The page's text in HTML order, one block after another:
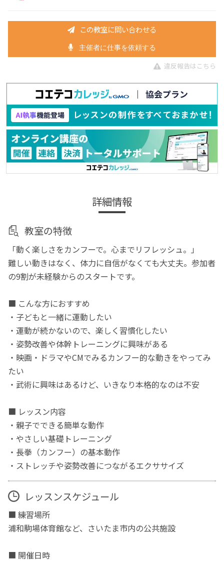
この教室に問い合わせる
主催者に仕事を依頼する
違反報告はこちら
詳細情報
教室の特徴
「動く楽しさをカンフーで。心までリフレッシュ。」
難しい動きはなく、体力に自信がなくても大丈夫。参加者
の9割が未経験からのスタートです。
■ こんな方におすすめ
・子どもと一緒に運動したい
・運動が続かないので、楽しく習慣化したい
・姿勢改善や体幹トレーニングに興味がある
・映画・ドラマやCMでみるカンフー的な動きをやってみ
たい
・武術に興味はあるけど、いきなり本格的なのは不安
■ レッスン内容
・親子でできる簡単な動作
・やさしい基礎トレーニング
・長拳（カンフー）の基本動作
・ストレッチや姿勢改善につながるエクササイズ
レッスンスケジュール
■ 練習場所
浦和駒場体育館など、さいたま市内の公共施設
■ 開催日時